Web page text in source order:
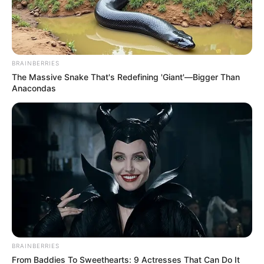
Cortesía del representante a la cámara Ciro Antonio
Rodríguez
BRAINBERRIES
The Massive Snake That's Redefining 'Giant'—Bigger Than
Anacondas
BRAINBERRIES
From Baddies To Sweethearts: 9 Actresses That Can Do It